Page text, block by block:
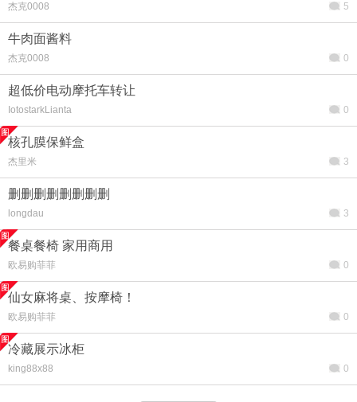
杰克0008 5
牛肉面酱料
杰克0008 0
超低价电动摩托车转让
IotostarkLianta 0
核孔膜保鲜盒
杰里米 3
删删删删删删删删
longdau 3
餐桌餐椅 家用商用
欧易购菲菲 0
仙女麻将桌、按摩椅！
欧易购菲菲 0
冷藏展示冰柜
king88x88 0